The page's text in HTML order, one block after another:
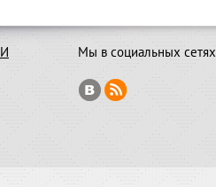
Мы в социальных сетях